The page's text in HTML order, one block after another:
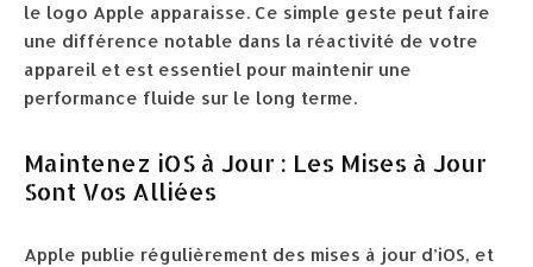
le logo Apple apparaisse. Ce simple geste peut faire
une différence notable dans la réactivité de votre
appareil et est essentiel pour maintenir une
performance fluide sur le long terme.
Maintenez iOS à Jour : Les Mises à Jour
Sont Vos Alliées
Apple publie régulièrement des mises à jour d’iOS, et